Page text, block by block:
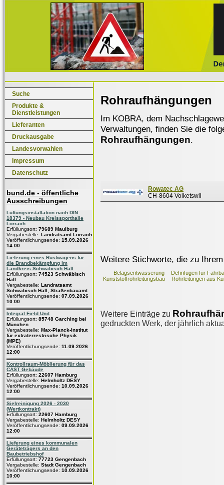
Suche
Produkte &
Dienstleistungen
Lieferanten
Druckausgabe
Landesvorwahlen
Impressum
Datenschutz
bund.de - öffentliche
Ausschreibungen
Lüftungsinstallation nach DIN
18379 - Neubau Kreissporthalle
Lörrach
Erfüllungsort: 79689 Maulburg
Vergabestelle: Landratsamt Lörrach
Veröffentlichungsende: 15.09.2026
14:00
Lieferung eines Rüstwagens für
die Brandbekämpfung im
Landkreis Schwäbisch Hall
Erfüllungsort: 74523 Schwäbisch
Hall
Vergabestelle: Landratsamt
Schwäbisch Hall, Straßenbauamt
Veröffentlichungsende: 07.09.2026
10:00
Integral Field Unit
Erfüllungsort: 85748 Garching bei
München
Vergabestelle: Max-Planck-Institut
für extraterrestrische Physik
(MPE)
Veröffentlichungsende: 11.09.2026
12:00
Kontrollraum-Möblierung für das
CAST Gebäude
Erfüllungsort: 22607 Hamburg
Vergabestelle: Helmholtz DESY
Veröffentlichungsende: 10.09.2026
12:00
Sielreinigung 2026 - 2030
(Wertkontrakt)
Erfüllungsort: 22607 Hamburg
Vergabestelle: Helmholtz DESY
Veröffentlichungsende: 09.09.2026
12:00
Lieferung eines kommunalen
Geräteträgers an den
Baubetriebshof
Erfüllungsort: 77723 Gengenbach
Vergabestelle: Stadt Gengenbach
Veröffentlichungsende: 10.09.2026
10:00
Rohraufhängungen
Im KOBRA, dem
Verwaltungen, finden Sie die
Rohraufhängungen.
Rowatec AG
CH-8604 Volketswil
Weitere Stichworte, die zu
Belagsentwässerung
Dehnfugen für
Kunststoffrohrleitungsbau
Rohrleitungen aus
Weitere Einträge zu
gedruckten Werk, der jährlich